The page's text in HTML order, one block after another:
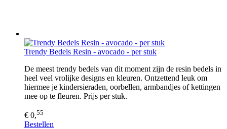
Trendy Bedels Resin - avocado - per stuk
De meest trendy bedels van dit moment zijn de resin bedels in
heel veel vrolijke designs en kleuren. Ontzettend leuk om
hiermee je kindersieraden, oorbellen, armbandjes of kettingen
mee op te fleuren. Prijs per stuk.
€ 0,55
Bestellen